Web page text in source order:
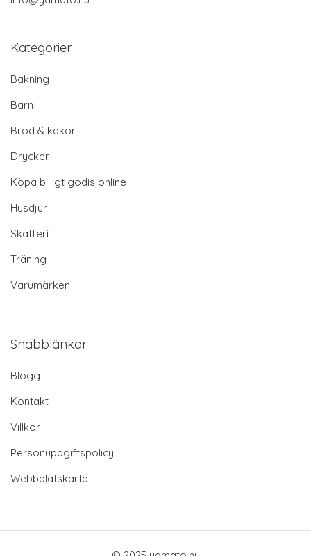
Kategorier
Bakning
Barn
Bröd & kakor
Drycker
Köpa billigt godis online
Husdjur
Skafferi
Träning
Varumärken
Snabblänkar
Blogg
Kontakt
Villkor
Personuppgiftspolicy
Webbplatskarta